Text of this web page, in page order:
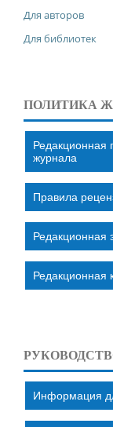
Для авторов
Для библиотек
ПОЛИТИКА
Редакционная
журнала
Правила
Редакционная
Редакционная
Информация